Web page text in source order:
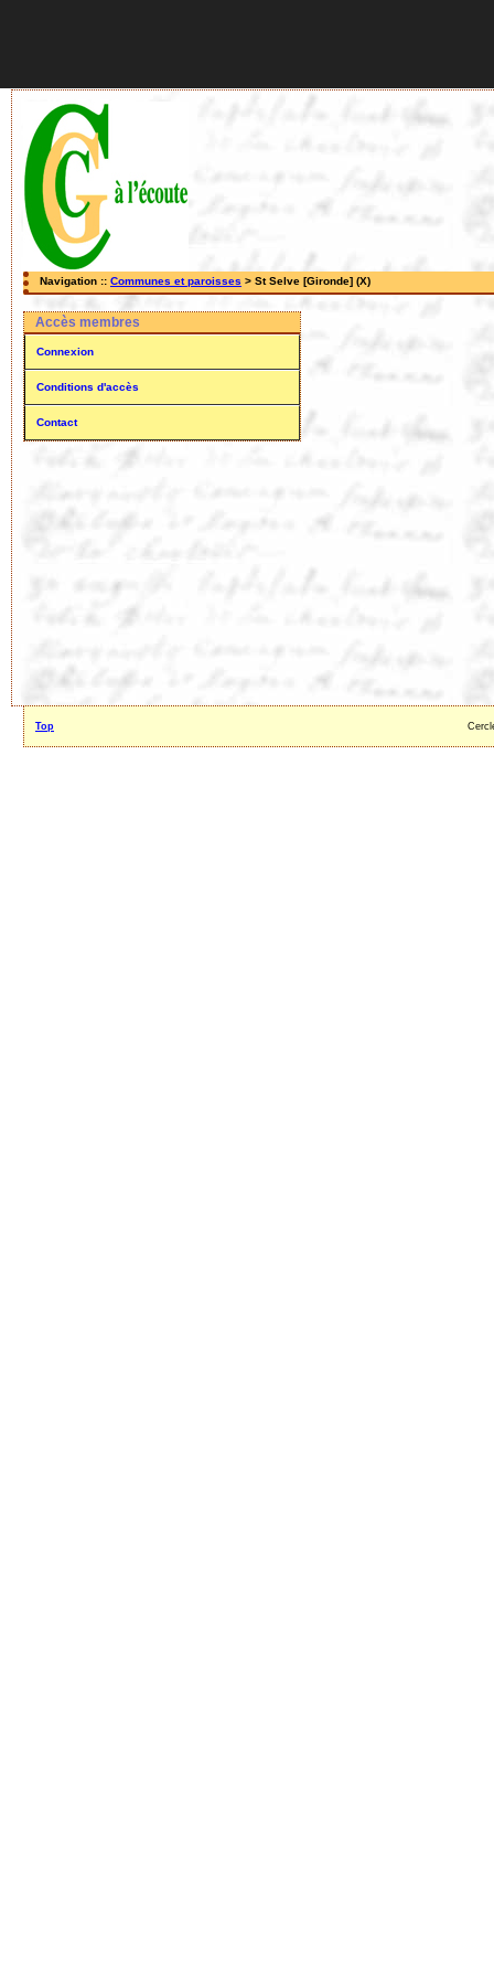
Navigation :: Communes et paroisses > St Selve [Gironde] (X)
Accès membres
Connexion
Conditions d'accès
Contact
Top